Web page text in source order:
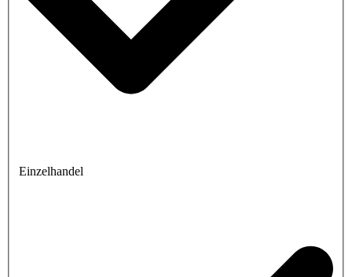
Einzelhandel